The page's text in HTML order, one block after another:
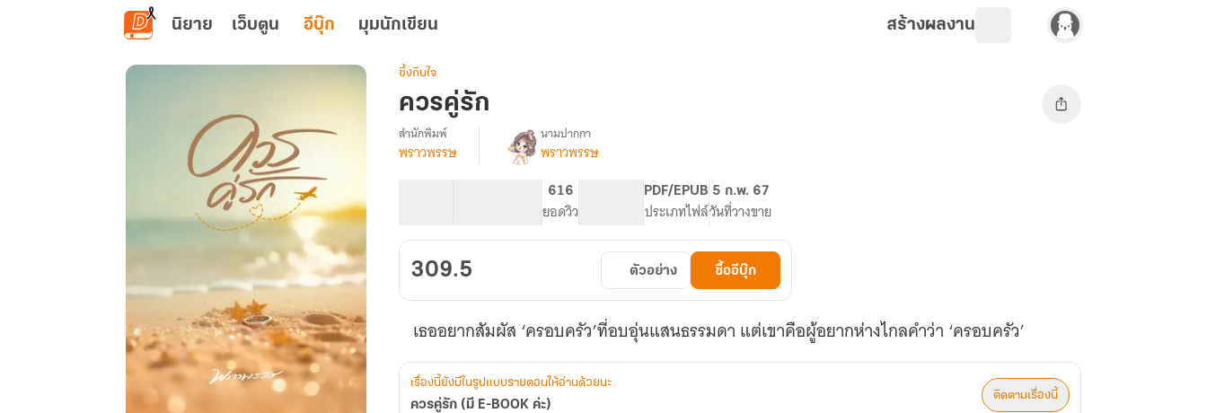
ข้ามไปยังเนื้อหาหลัก
นิยาย เว็บตูน อีบุ๊ก มุมนักเขียน สร้างผลงาน
ซึ้งกินใจ
ควรคู่รัก
เรื่อง
BOOK
ค่ะ)
สำนักพิมพ์
พราวพรรษ
นามปากกา
พราวพรรษ
616
ยอดวิว
PDF/EPUB
ประเภทไฟล์
5 ก.พ. 67
วันที่วางขาย
309.5 ตัวอย่าง ซื้ออีบุ๊ก
เธออยากสัมผัส ‘ครอบครัว’ที่อบอุ่นแสนธรรมดา แต่เขาคือผู้อยากห่างไกลคำว่า ‘ครอบครัว’
เรื่องนี้ยังมีในรูปแบบรายตอนให้อ่านด้วยนะ
ควรคู่รัก (มี E-BOOK ค่ะ)
ติดตามเรื่องนี้